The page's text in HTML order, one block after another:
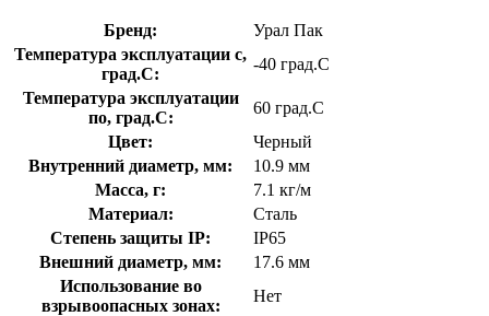
Бренд:
Урал Пак
Температура эксплуатации с,
град.C:
-40 град.C
Температура эксплуатации
по, град.C:
60 град.C
Цвет:
Черный
Внутренний диаметр, мм:
10.9 мм
Масса, г:
7.1 кг/м
Материал:
Сталь
Степень защиты IP:
IP65
Внешний диаметр, мм:
17.6 мм
Использование во
взрывоопасных зонах:
Нет